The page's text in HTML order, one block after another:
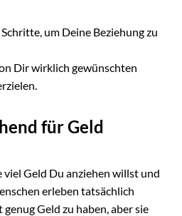
um Deine Beziehung zu
Dir wirklich gewünschten
für Geld
Geld Du anziehen willst und
erleben tatsächlich
Geld zu haben, aber sie